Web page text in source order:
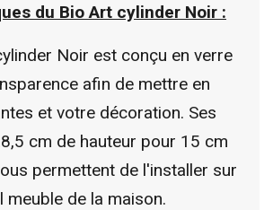
du Bio Art cylinder Noir :
Noir est conçu en verre
afin de mettre en
et votre décoration. Ses
cm de hauteur pour 15 cm
permettent de l'installer sur
meuble de la maison.